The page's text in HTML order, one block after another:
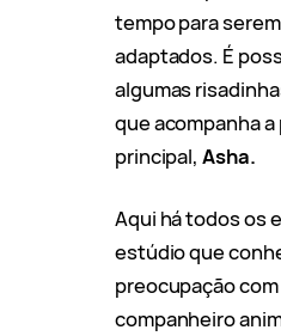
tempo para
adaptados. É
algumas
que acompanha
principal, Asha.
Aqui há todos os
estúdio que
preocupação com
companheiro